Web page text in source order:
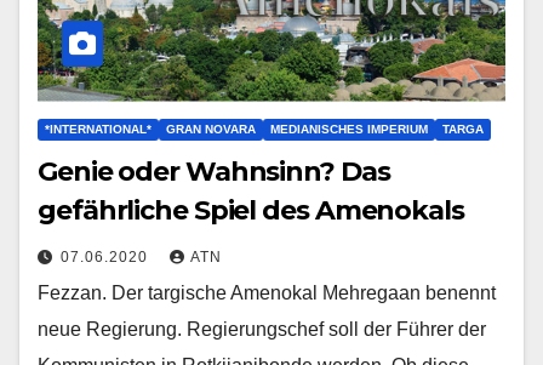
*INTERNATIONAL* GRAN NOVARA MEDIANISCHES IMPERIUM TARGA
Genie oder Wahnsinn? Das
gefährliche Spiel des Amenokals
07.06.2020 ATN
Fezzan. Der targische Amenokal Mehregaan benennt
neue Regierung. Regierungschef soll der Führer der